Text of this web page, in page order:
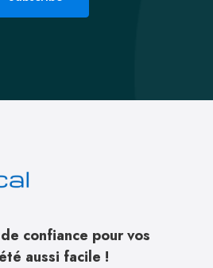
confiance pour vos
aussi facile !